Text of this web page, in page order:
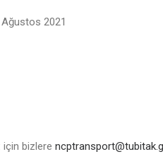
2021
için bizlere